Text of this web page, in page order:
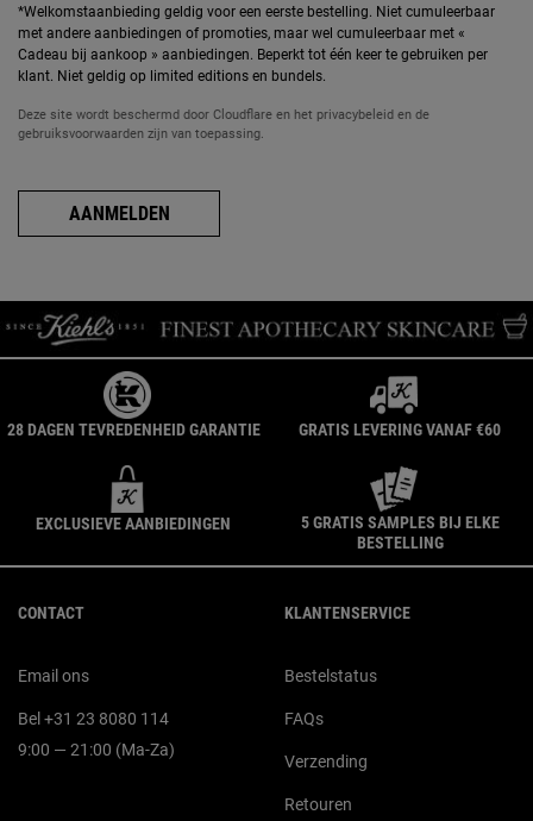
*Welkomstaanbieding geldig voor een eerste bestelling. Niet cumuleerbaar
met andere aanbiedingen of promoties, maar wel cumuleerbaar met «
Cadeau bij aankoop » aanbiedingen. Beperkt tot één keer te gebruiken per
klant. Niet geldig op limited editions en bundels.
Deze site wordt beschermd door Cloudflare en het privacybeleid en de
gebruiksvoorwaarden zijn van toepassing.
AANMELDEN
28 DAGEN TEVREDENHEID GARANTIE GRATIS LEVERING VANAF €60
EXCLUSIEVE AANBIEDINGEN
5 GRATIS SAMPLES BIJ ELKE
BESTELLING
CONTACT
Email ons
Bel +31 23 8080 114
9:00 — 21:00 (Ma-Za)
KLANTENSERVICE
Bestelstatus
FAQs
Verzending
Retouren